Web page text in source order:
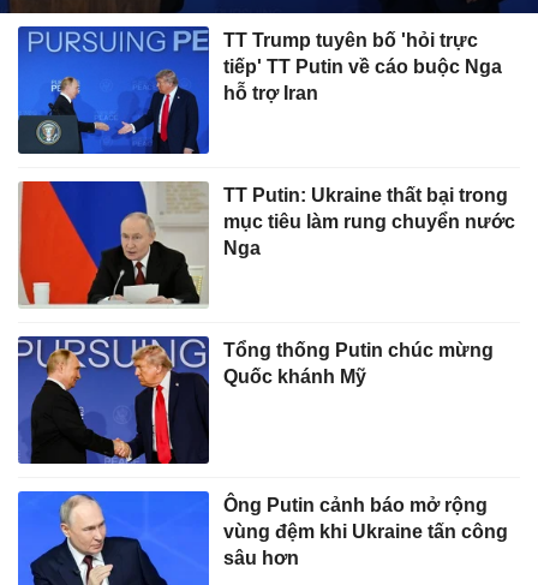
TT Trump tuyên bố 'hỏi trực
tiếp' TT Putin về cáo buộc Nga
hỗ trợ Iran
TT Putin: Ukraine thất bại trong
mục tiêu làm rung chuyển nước
Nga
Tổng thống Putin chúc mừng
Quốc khánh Mỹ
Ông Putin cảnh báo mở rộng
vùng đệm khi Ukraine tấn công
sâu hơn